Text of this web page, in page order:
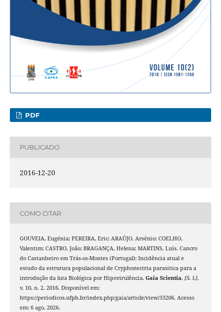
PDF
PUBLICADO
2016-12-20
COMO CITAR
GOUVEIA, Eugénia; PEREIRA, Eric; ARAÚJO, Arsénio; COELHO,
Valentim; CASTRO, João; BRAGANÇA, Helena; MARTINS, Luís. Cancro
do Castanheiro em Trás-os-Montes (Portugal): Incidência atual e
estudo da estrutura populacional de Cryphonectria parasitica para a
introdução da luta Biológica por Hipovirulência. Gaia Scientia, [S. l.],
v. 10, n. 2, 2016. Disponível em:
https://periodicos.ufpb.br/index.php/gaia/article/view/33206. Acesso
em: 6 ago. 2026.